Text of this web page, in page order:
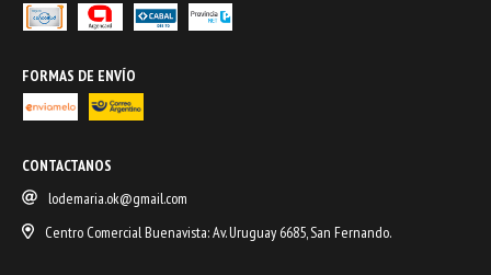
FORMAS DE ENVÍO
CONTACTANOS
lodemaria.ok@gmail.com
Centro Comercial Buenavista: Av. Uruguay 6685, San Fernando.